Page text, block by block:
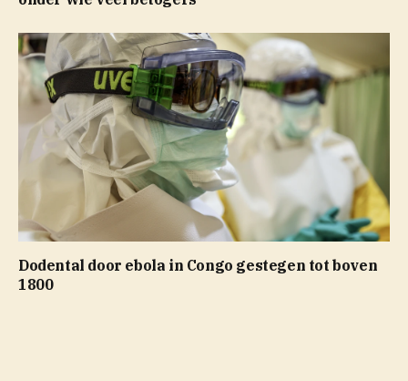
Dodental door ebola in Congo gestegen tot boven
1800